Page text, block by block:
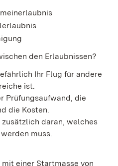
den Erlaubnissen?
Ihr Flug für andere
ist.
Prüfungsaufwand, die
die Kosten.
daran, welches
muss.
einer Startmasse von